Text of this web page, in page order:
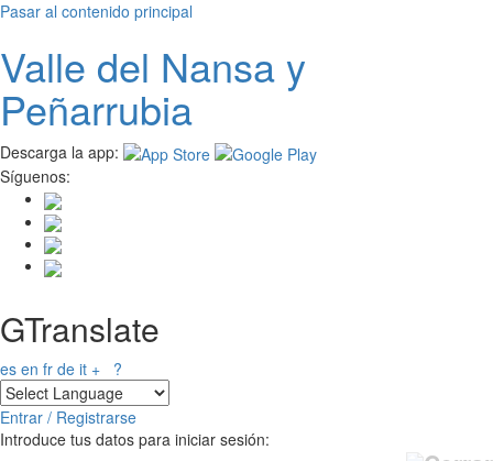
Pasar al contenido principal
Valle del Nansay
Peñarrubia
Descarga la app:
Síguenos:
GTranslate
es en fr de it + ?
Entrar / Registrarse
Introduce tus datos para iniciar sesión: